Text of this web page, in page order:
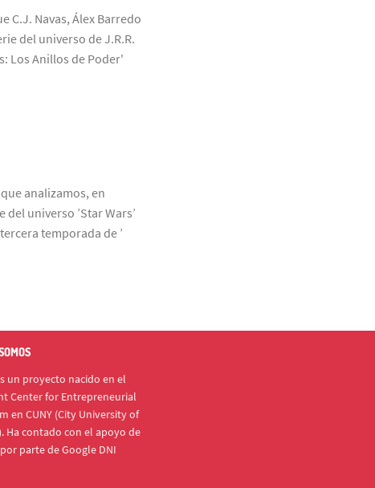
C.J. Navas, Álex Barredo
del universo de J.R.R.
Los Anillos de Poder'
analizamos, en
universo ’Star Wars’
temporada de ’
un proyecto nacido en el
Center for Entrepreneurial
en CUNY (City University of
Ha contado con el apoyo de
parte de Google DNI